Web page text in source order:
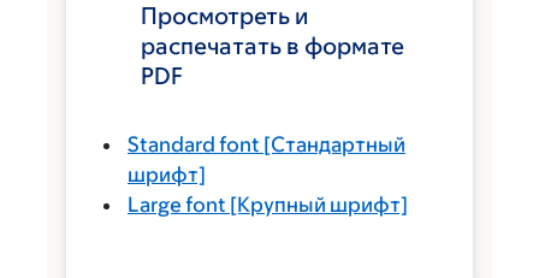
Просмотреть и
распечатать в формате
PDF
Standard font [Стандартный
шрифт]
Large font [Крупный шрифт]